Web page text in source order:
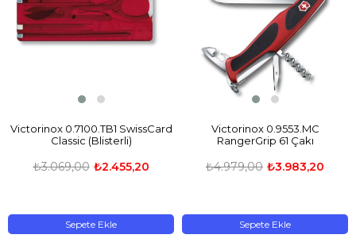
Victorinox 0.7100.TB1 SwissCard
Classic (Blisterli)
₺2.455,20
₺3.069,00
Sepete Ekle
Victorinox 0.9553.MC
RangerGrip 61 Çakı
₺3.983,20
₺4.979,00
Sepete Ekle